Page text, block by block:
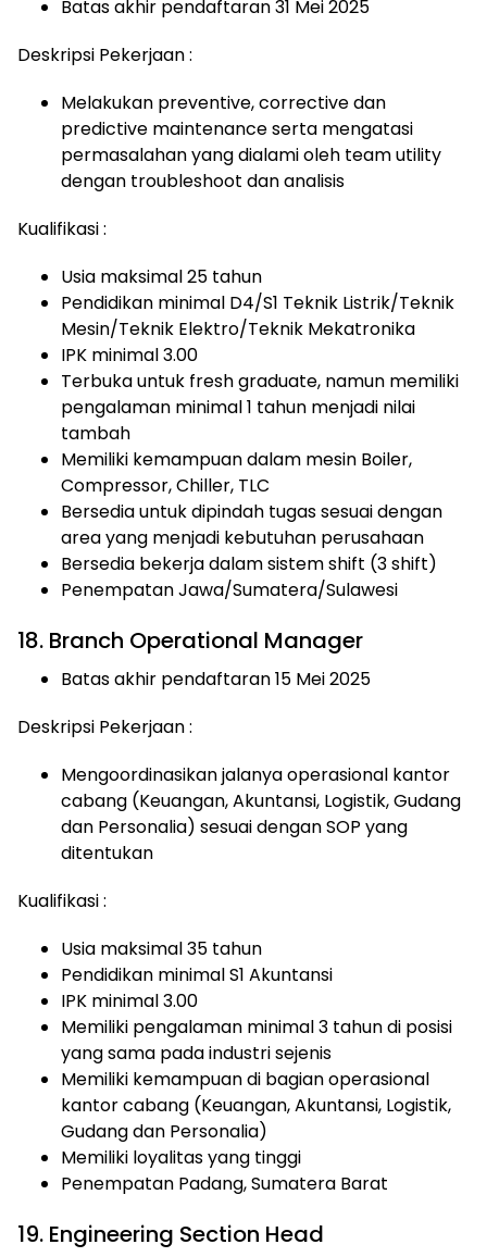
Batas akhir pendaftaran 31 Mei 2025
Deskripsi Pekerjaan :
Melakukan preventive, corrective dan
predictive maintenance serta mengatasi
permasalahan yang dialami oleh team utility
dengan troubleshoot dan analisis
Kualifikasi :
Usia maksimal 25 tahun
Pendidikan minimal D4/S1 Teknik Listrik/Teknik
Mesin/Teknik Elektro/Teknik Mekatronika
IPK minimal 3.00
Terbuka untuk fresh graduate, namun memiliki
pengalaman minimal 1 tahun menjadi nilai
tambah
Memiliki kemampuan dalam mesin Boiler,
Compressor, Chiller, TLC
Bersedia untuk dipindah tugas sesuai dengan
area yang menjadi kebutuhan perusahaan
Bersedia bekerja dalam sistem shift (3 shift)
Penempatan Jawa/Sumatera/Sulawesi
18. Branch Operational Manager
Batas akhir pendaftaran 15 Mei 2025
Deskripsi Pekerjaan :
Mengoordinasikan jalanya operasional kantor
cabang (Keuangan, Akuntansi, Logistik, Gudang
dan Personalia) sesuai dengan SOP yang
ditentukan
Kualifikasi :
Usia maksimal 35 tahun
Pendidikan minimal S1 Akuntansi
IPK minimal 3.00
Memiliki pengalaman minimal 3 tahun di posisi
yang sama pada industri sejenis
Memiliki kemampuan di bagian operasional
kantor cabang (Keuangan, Akuntansi, Logistik,
Gudang dan Personalia)
Memiliki loyalitas yang tinggi
Penempatan Padang, Sumatera Barat
19. Engineering Section Head